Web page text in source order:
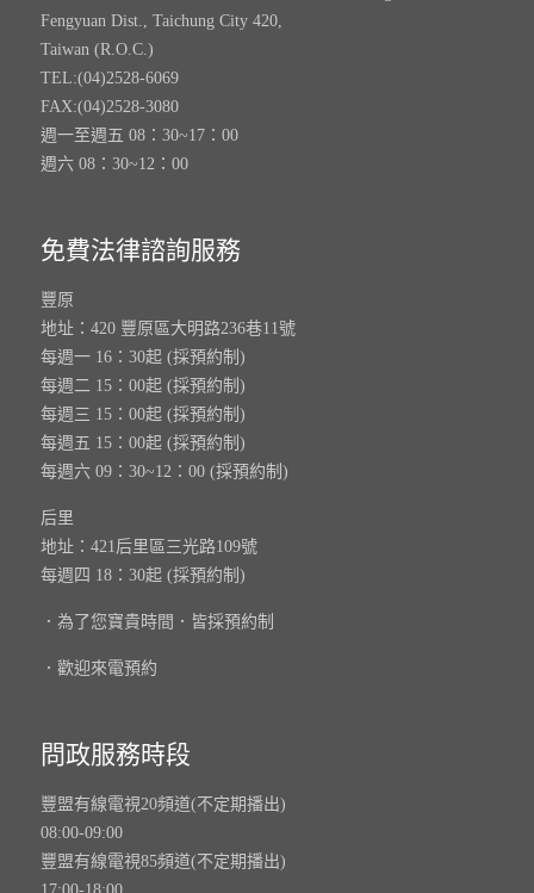
Fengyuan Dist., Taichung City 420,
Taiwan (R.O.C.)
TEL:(04)2528-6069
FAX:(04)2528-3080
週一至週五 08：30~17：00
週六 08：30~12：00
免費法律諮詢服務
豐原
地址：420 豐原區大明路236巷11號
每週一 16：30起 (採預約制)
每週二 15：00起 (採預約制)
每週三 15：00起 (採預約制)
每週五 15：00起 (採預約制)
每週六 09：30~12：00 (採預約制)
后里
地址：421后里區三光路109號
每週四 18：30起 (採預約制)
．為了您寶貴時間．皆採預約制
．歡迎來電預約
問政服務時段
豐盟有線電視20頻道(不定期播出)
08:00-09:00
豐盟有線電視85頻道(不定期播出)